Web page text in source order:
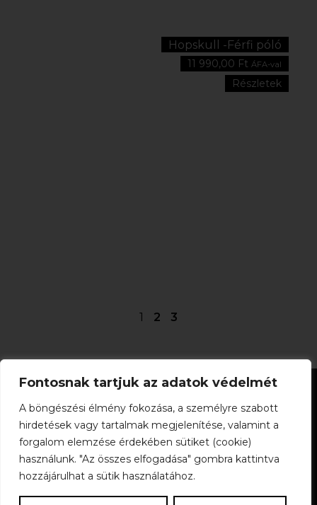
Fontosnak tartjuk az adatok védelmét
A böngészési élmény fokozása, a személyre szabott
hirdetések vagy tartalmak megjelenítése, valamint a
forgalom elemzése érdekében sütiket (cookie)
használunk. "Az összes elfogadása" gombra kattintva
hozzájárulhat a sütik használatához.
Hopskull -Férfi póló
11 990,00 Ft ÁFA-val
Részletek
1 2 3
Információ:
Kapcsolat:
Szállítás és FizetésA vásárlás menete